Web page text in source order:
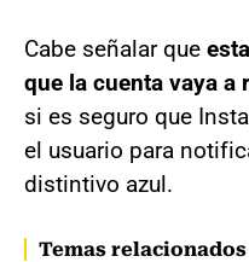
Cabe señalar que
que la cuenta vaya
si es seguro que
el usuario para
distintivo azul.
Temas relacionados